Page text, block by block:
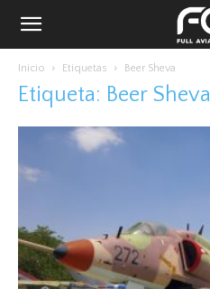
Inicio Etiquetas Beer Sheva
Etiqueta: Beer Sheva